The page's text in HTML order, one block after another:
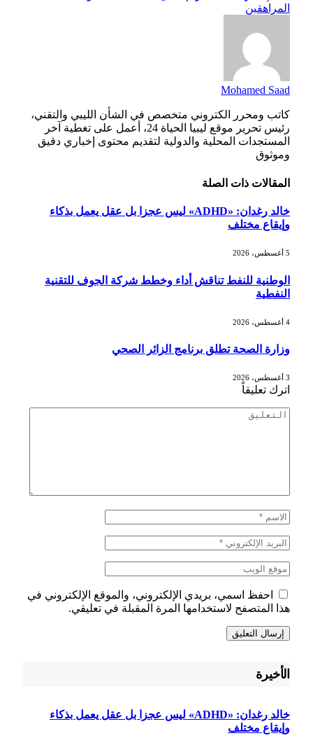
المراهقين
Mohamed Saad
كاتب ومحرر الكتروني متخصص في الشأن الليبي والتقني،
رئيس تحرير موقع ليبيا الحياة 24، أعمل على تغطية آخر
المستجدات المحلية والدولية لتقديم محتوى إخباري دقيق
وموثوق
المقالاتذات الصلة
خالد رغدان: «ADHD» ليس عجزا بل عقل يعمل بذكاء
وإيقاع مختلف
الوطنية للنفط تناقش أداء وخطط شركة الجوف للتقنية
النفطية
وزارة الصحة تطلق برنامج الزائر الصحي
اترك تعليقاً
احفظ اسمي، بريدي الإلكتروني، والموقع الإلكتروني في
هذا المتصفح لاستخدامها المرة المقبلة في تعليقي.
الأخيرة
خالد رغدان: «ADHD» ليس عجزا بل عقل يعمل بذكاء
وإيقاع مختلف